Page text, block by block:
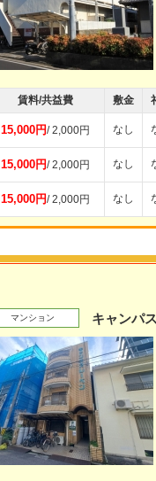
賃料/共益費 敷金
15,000円/ 2,000円 なし
15,000円/ 2,000円 なし
15,000円/ 2,000円 なし
マンション キャンパ